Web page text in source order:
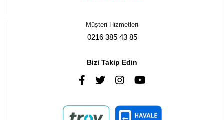
Müşteri Hizmetleri
0216 385 43 85
Bizi Takip Edin